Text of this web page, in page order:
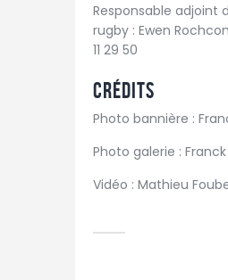
Responsable adjoint
rugby : Ewen
11 29 50
Crédits
Photo bannière :
Photo galerie :
Vidéo : Mathieu